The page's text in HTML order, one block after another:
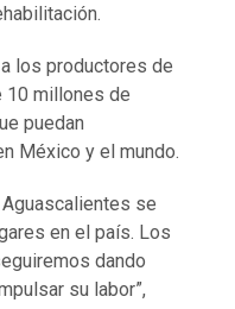
los productores de
10 millones de
puedan
México y el mundo.
se
en el país. Los
dando
su labor”,